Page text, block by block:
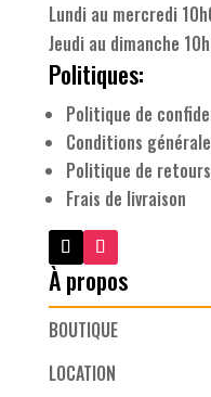
Lundi au mercredi
Jeudi au dimanche
Politiques:
Politique de
Conditions
Politique de retours
Frais de livraison
À propos
BOUTIQUE
LOCATION